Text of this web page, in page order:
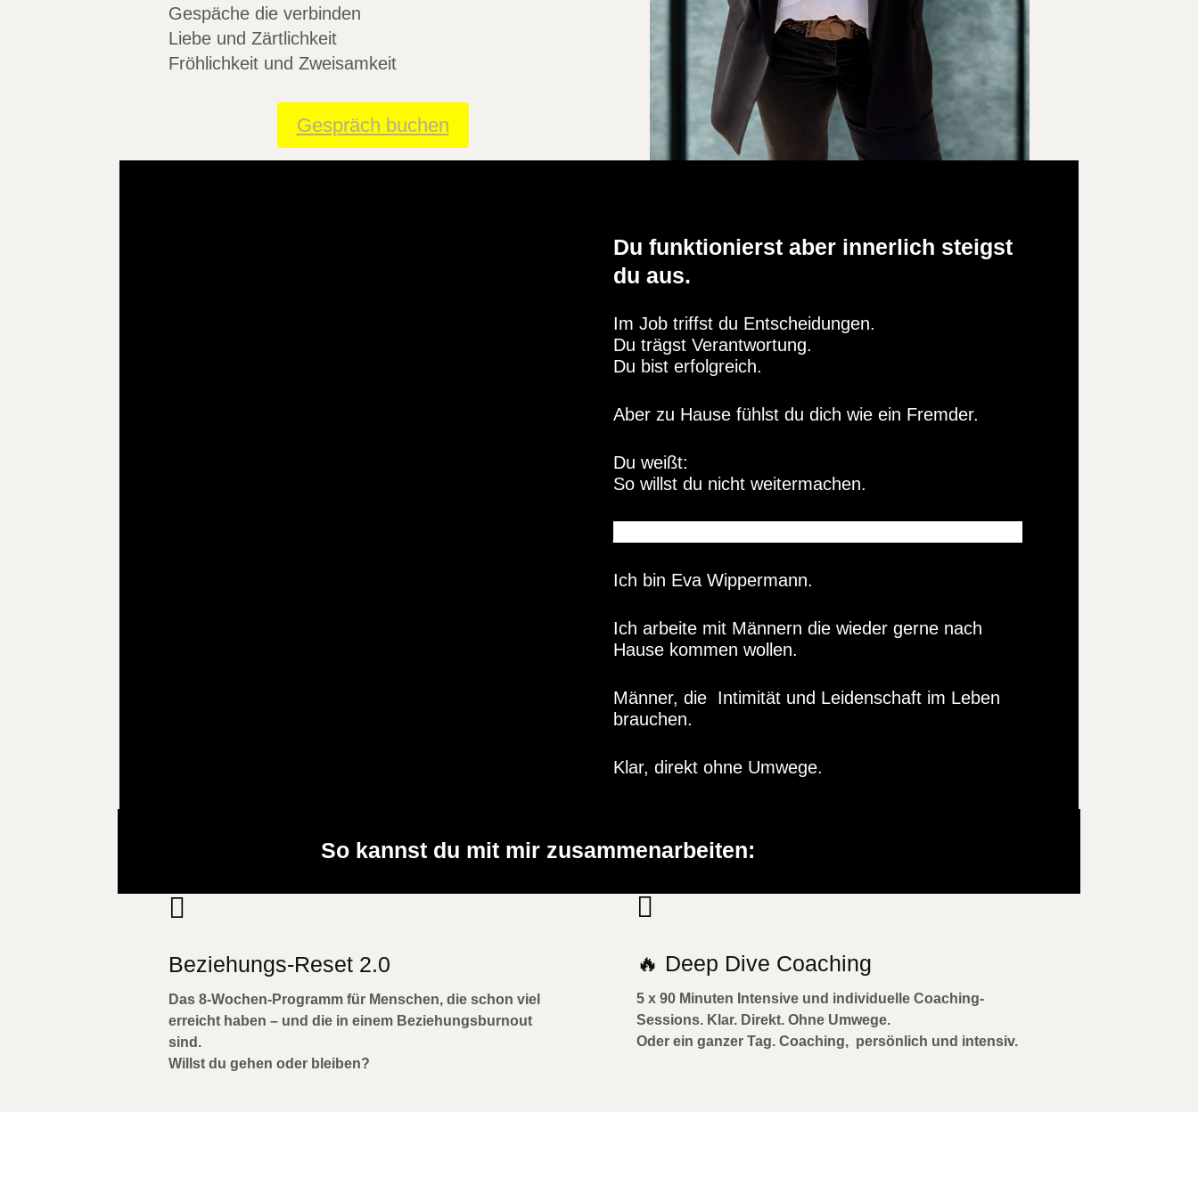
Gespäche die verbinden
Liebe und Zärtlichkeit
Fröhlichkeit und Zweisamkeit
Gespräch buchen
Du funktionierst aber innerlich steigst
du aus.
Im Job triffst du Entscheidungen.
Du trägst Verantwortung.
Du bist erfolgreich.
Aber zu Hause fühlst du dich wie ein Fremder.
Du weißt:
So willst du nicht weitermachen.
Ich bin Eva Wippermann.
Ich arbeite mit Männern die wieder gerne nach
Hause kommen wollen.
Männer, die Intimität und Leidenschaft im Leben
brauchen.
Klar, direkt ohne Umwege.
So kannst du mit mir zusammenarbeiten:

Beziehungs-Reset 2.0
Das 8-Wochen-Programm für Menschen, die schon viel
erreicht haben – und die in einem Beziehungsburnout
sind.
Willst du gehen oder bleiben?

🔥 Deep Dive Coaching
5 x 90 Minuten Intensive und individuelle Coaching-
Sessions. Klar. Direkt. Ohne Umwege.
Oder ein ganzer Tag. Coaching, persönlich und intensiv.